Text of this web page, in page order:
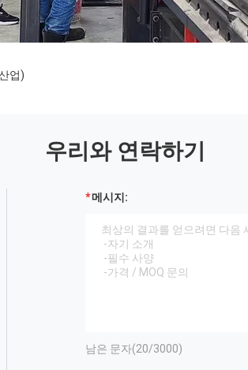
업)
우리와 연락하기
메시지:
남은 문자(20/3000)